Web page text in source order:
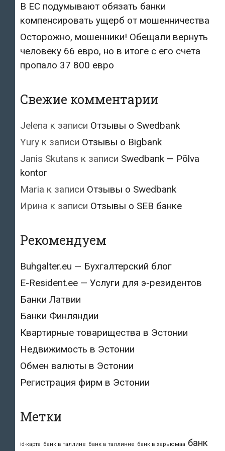
В ЕС подумывают обязать банки
компенсировать ущерб от мошенничества
Осторожно, мошенники! Обещали вернуть
человеку 66 евро, но в итоге с его счета
пропало 37 800 евро
Свежие комментарии
Jelena к записи Отзывы о Swedbank
Yury к записи Отзывы о Bigbank
Janis Skutans к записи Swedbank — Põlva
kontor
Maria к записи Отзывы о Swedbank
Ирина к записи Отзывы о SEB банке
Рекомендуем
Buhgalter.eu — Бухгалтерский блог
E-Resident.ee — Услуги для э-резидентов
Банки Латвии
Банки Финляндии
Квартирные товарищества в Эстонии
Недвижимость в Эстонии
Обмен валюты в Эстонии
Регистрация фирм в Эстонии
Метки
id-карта банк в таллине банк в таллинне банк в харьюмаа банк